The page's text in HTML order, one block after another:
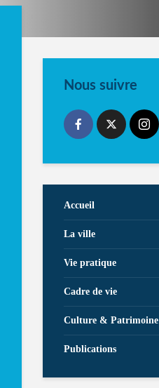
Nous suivre
Accueil
La ville
Vie pratique
Cadre de vie
Culture & Patrimoine
Publications